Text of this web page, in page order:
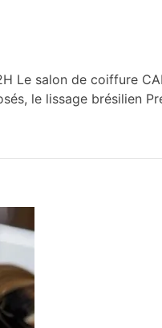
Le salon de coiffure
le lissage brésilien